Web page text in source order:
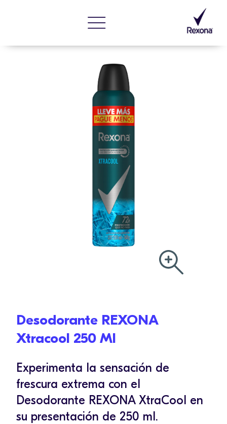
Desodorante REXONA
Xtracool 250 Ml
Experimenta la sensación de
frescura extrema con el
Desodorante REXONA XtraCool en
su presentación de 250 ml.